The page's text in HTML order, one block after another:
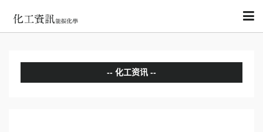
化工资讯